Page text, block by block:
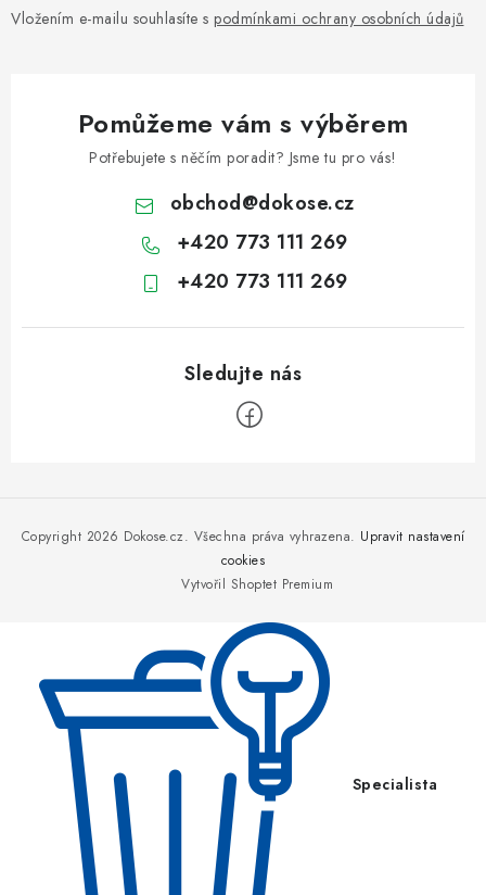
Vložením e-mailu souhlasíte s podmínkami ochrany osobních údajů
Pomůžeme vám s výběrem
Potřebujete s něčím poradit? Jsme tu pro vás!
obchod@dokose.cz
+420 773 111 269
+420 773 111 269
Vytvořil Shoptet Premium
Copyright 2026 Dokose.cz. Všechna práva vyhrazena. Upravit nastavení
cookies
Specialista